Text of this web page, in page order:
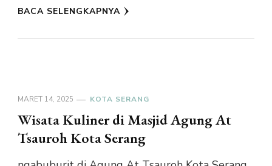
BACA SELENGKAPNYA
MARET 14, 2025 KOTA SERANG
Wisata Kuliner di Masjid Agung At
Tsauroh Kota Serang